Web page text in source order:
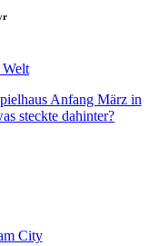
Anfang März in
steckte dahinter?
City